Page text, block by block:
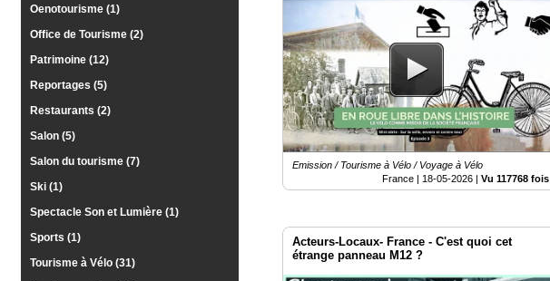
Oenotourisme (1)
Office de Tourisme (2)
Patrimoine (12)
Reportages (5)
Restaurants (2)
Salon (5)
Salon du tourisme (7)
Ski (1)
Spectacle Son et Lumière (1)
Sports (1)
Tourisme à Vélo (31)
Emission / Tourisme à Vélo / Voyage à Vélo
France | 18-05-2026 |Vu 117768 fois
Acteurs-Locaux- France - C'est quoi cet
étrange panneau M12 ?